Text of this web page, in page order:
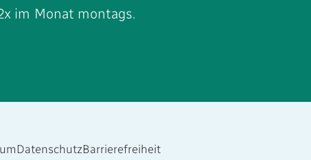
im Monat montags.
DatenschutzBarrierefreiheit